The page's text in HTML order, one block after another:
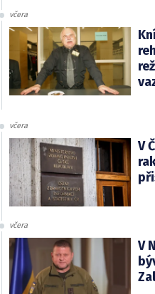
včera
včera
V
včera
V